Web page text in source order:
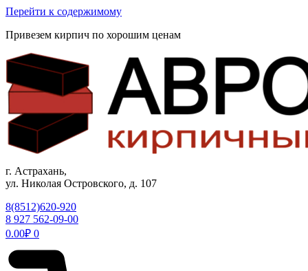
Перейти к содержимому
Привезем кирпич по хорошим ценам
г. Астрахань,
ул. Николая Островского, д. 107
8(8512)620-920
8 927 562-09-00
0.00₽ 0